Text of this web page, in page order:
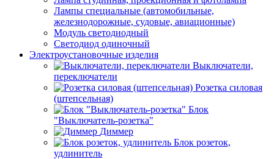
Лампы специальные (автомобильные,
железнодорожные, судовые, авиационные)
Модуль светодиодный
Светодиод одиночный
Электроустановочные изделия
Выключатели,
переключатели
Розетка силовая
(штепсельная)
Блок
"Выключатель-розетка"
Диммер
Блок розеток,
удлинитель